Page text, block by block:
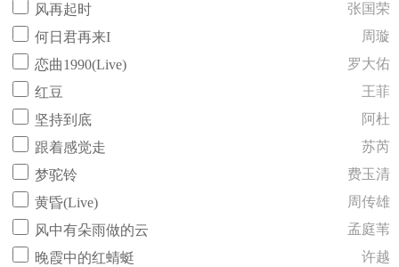
风再起时
张国荣
何日君再来I
周璇
恋曲1990(Live)
罗大佑
红豆
王菲
坚持到底
阿杜
跟着感觉走
苏芮
梦驼铃
费玉清
黄昏(Live)
周传雄
风中有朵雨做的云
孟庭苇
晚霞中的红蜻蜓
许越